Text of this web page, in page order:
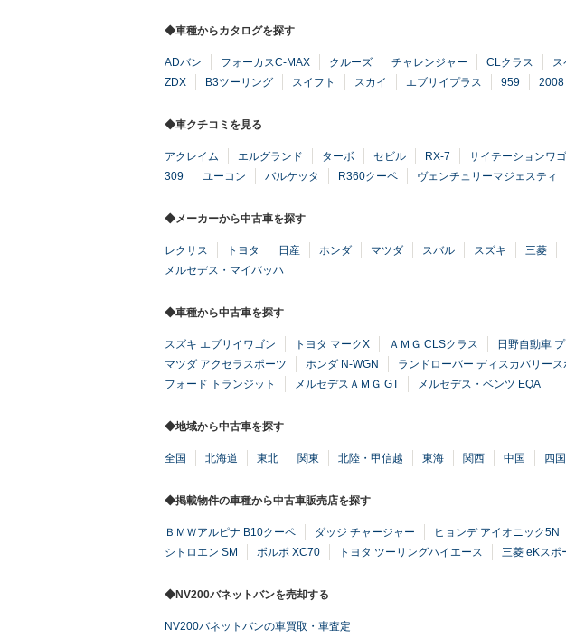
◆車種からカタログを探す
ADバン フォーカスC-MAX クルーズ チャレンジャー CLクラス ス
ZDX
B3ツーリング スイフト スカイ エブリイプラス 959 2008
◆車クチコミを見る
アクレイム エルグランド ターボ セビル RX-7 サイテーションワ
309
ユーコン バルケッタ R360クーペ ヴェンチュリーマジェスティ
◆メーカーから中古車を探す
レクサス トヨタ 日産 ホンダ マツダ スバル スズキ 三菱
メルセデス・マイバッハ
◆車種から中古車を探す
スズキ エブリイワゴン トヨタ マークX ＡＭＧ CLSクラス 日野自動車
マツダ アクセラスポーツ
ホンダ N-WGN ランドローバー ディスカバリース
フォード トランジット
メルセデスＡＭＧ GT メルセデス・ベンツ EQA
◆地域から中古車を探す
全国 北海道 東北 関東 北陸・甲信越 東海 関西 中国 四国
◆掲載物件の車種から中古車販売店を探す
ＢＭＷアルピナ B10クーペ ダッジ チャージャー ヒョンデ アイオニック5N
シトロエン SM
ボルボ XC70 トヨタ ツーリングハイエース 三菱 eKスポ
◆NV200バネットバンを売却する
NV200バネットバンの車買取・車査定